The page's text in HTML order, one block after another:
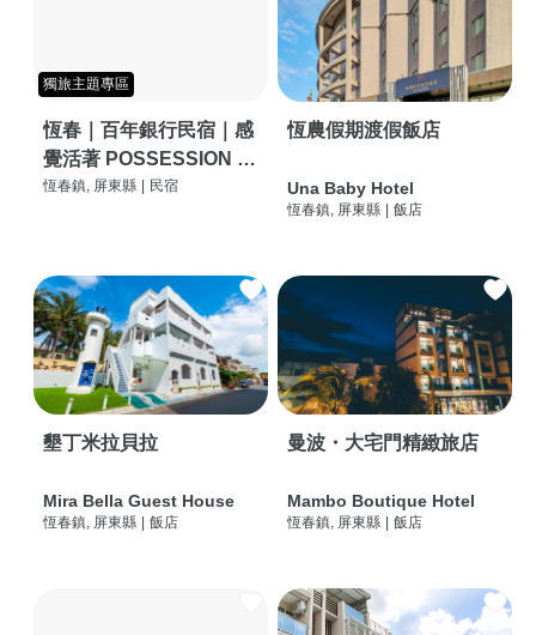
獨旅主題專區
恆春｜百年銀行民宿｜感
覺活著 POSSESSION |
背包客棧 | 恆春必住特色
恆春鎮, 屏東縣 民宿
恆農假期渡假飯店
Una Baby Hotel
恆春鎮, 屏東縣 飯店
墾丁米拉貝拉
Mira Bella Guest House
恆春鎮, 屏東縣 飯店
曼波・大宅門精緻旅店
Mambo Boutique Hotel
恆春鎮, 屏東縣 飯店